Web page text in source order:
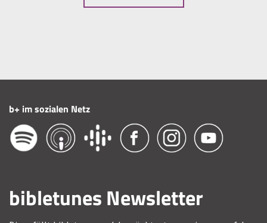
b+ im sozialen Netz
bibletunes Newsletter